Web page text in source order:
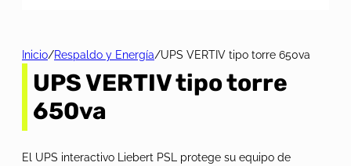
Inicio/Respaldo y Energía/UPS VERTIV tipo torre 650va
UPS VERTIV tipo torre
650va
El UPS interactivo Liebert PSL protege su equipo de